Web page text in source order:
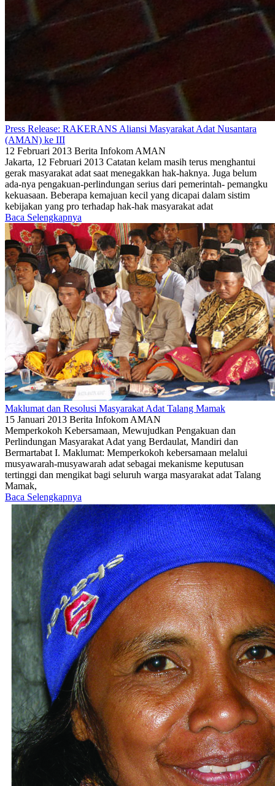
Press Release: RAKERANS Aliansi Masyarakat Adat Nusantara
(AMAN) ke III
12 Februari 2013 Berita Infokom AMAN
Jakarta, 12 Februari 2013 Catatan kelam masih terus menghantui
gerak masyarakat adat saat menegakkan hak-haknya. Juga belum
ada-nya pengakuan-perlindungan serius dari pemerintah- pemangku
kekuasaan. Beberapa kemajuan kecil yang dicapai dalam sistim
kebijakan yang pro terhadap hak-hak masyarakat adat
Baca Selengkapnya
Maklumat dan Resolusi Masyarakat Adat Talang Mamak
15 Januari 2013 Berita Infokom AMAN
Memperkokoh Kebersamaan, Mewujudkan Pengakuan dan
Perlindungan Masyarakat Adat yang Berdaulat, Mandiri dan
Bermartabat I. Maklumat: Memperkokoh kebersamaan melalui
musyawarah-musyawarah adat sebagai mekanisme keputusan
tertinggi dan mengikat bagi seluruh warga masyarakat adat Talang
Mamak,
Baca Selengkapnya